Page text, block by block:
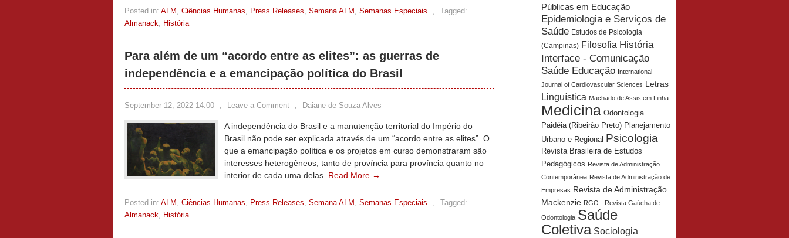
Posted in: ALM , Ciências Humanas, Press Releases, Semana ALM , Semanas Especiais ,
Tagged:
Almanack, História
Para além de um “acordo entre as elites”: as guerras de
independência e a emancipação política do Brasil
September 12, 2022 14:00 , Leave a Comment , Daiane de Souza Alves
A independência do Brasil e a manutenção territorial do Império do
Brasil não pode ser explicada através de um “acordo entre as elites”. O
que a emancipação política e os projetos em curso demonstraram são
interesses heterogêneos, tanto de província para província quanto no
interior de cada uma delas. Read More →
Posted in: ALM , Ciências Humanas, Press Releases, Semana ALM , Semanas Especiais ,
Tagged:
Almanack, História
Públicas em Educação
Epidemiologia e Serviços de
Saúde Estudos de Psicologia
(Campinas) Filosofia História
Interface - Comunicação
Saúde Educação International
Journal of Cardiovascular Sciences Letras
Linguística Machado de Assis em Linha
Medicina Odontologia
Paidéia (Ribeirão Preto) Planejamento
Urbano e Regional Psicologia
Revista Brasileira de Estudos
Pedagógicos Revista de Administração
Contemporânea Revista de Administração de
Empresas Revista de Administração
Mackenzie RGO - Revista Gaúcha de
Odontologia Saúde
Coletiva Sociologia